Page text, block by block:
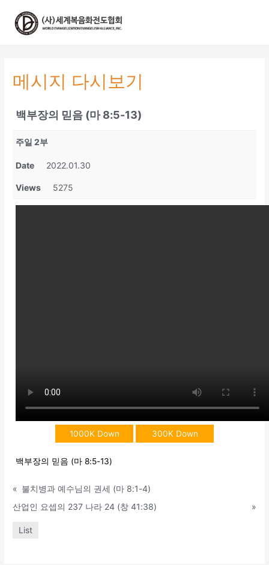
메시지 다시보기
백부장의 믿음 (마 8:5-13)
주일 2부
Date 2022.01.30
Views 5275
1000K Down 300K Down
백부장의 믿음 (마 8:5-13)
« 불치병과 예수님의 권세 (마 8:1-4)
산업인 요셉의 237 나라 24 (창 41:38)
»
List